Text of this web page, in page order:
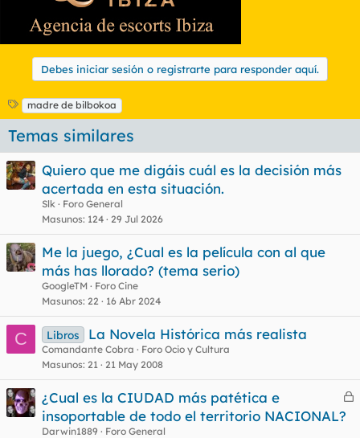
Debes iniciar sesión o registrarte para responder aquí.
E
t
i
q
u
e
t
madre de bilbokoa
Temas similares
Quiero que me digáis cuál es la decisión más
acertada en esta situación.
Slk
Foro General
Masunos 124 29 Jul 2026
Me la juego, ¿Cual es la película con al que
más has llorado? (tema serio)
GoogleTM
Foro Cine
Masunos 22 16 Abr 2024
C Libros La Novela Histórica más realista
Comandante Cobra
Foro Ocio y Cultura
Masunos 21 21 May 2008
C
¿Cual es la CIUDAD más patética e
insoportable de todo el territorio NACIONAL?
Darwin1889
Foro General